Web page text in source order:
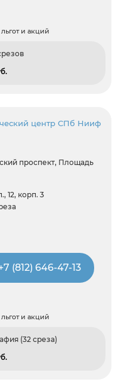
и акций
центр СПб Нииф
проспект, Площадь
12, корп. 3
(812) 646-47-13
и акций
(32 среза)